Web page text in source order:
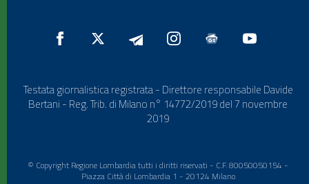
Testata giornalistica registrata - Direttore responsabile Davide
Bertani - Reg. Trib. di Milano n° 14772/2019 del 7 novembre
2019
© Copyright Regione Lombardia tutti i diritti riservati - C.F. 80050050154 -
Piazza Città di Lombardia 1 - 20124 Milano